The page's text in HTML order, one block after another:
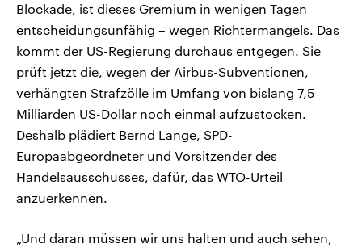
Blockade, ist dieses Gremium in wenigen Tagen
entscheidungsunfähig – wegen Richtermangels. Das
kommt der US-Regierung durchaus entgegen. Sie
prüft jetzt die, wegen der Airbus-Subventionen,
verhängten Strafzölle im Umfang von bislang 7,5
Milliarden US-Dollar noch einmal aufzustocken.
Deshalb plädiert Bernd Lange, SPD-
Europaabgeordneter und Vorsitzender des
Handelsausschusses, dafür, das WTO-Urteil
anzuerkennen.
„Und daran müssen wir uns halten und auch sehen,